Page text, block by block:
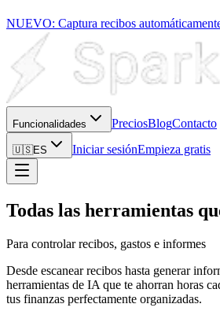
NUEVO: Captura recibos
Funcionalidades PreciosBlogContacto
🇺🇸ES Iniciar sesiónEmpieza gratis
Todas las herramientas
Para controlar recibos, gastos e informes
Desde escanear recibos hasta generar
herramientas de IA que te ahorran horas
tus finanzas perfectamente organizadas.